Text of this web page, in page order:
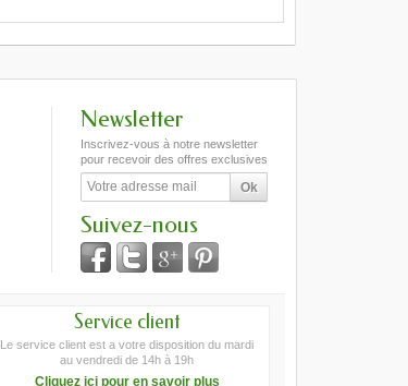
Newsletter
Inscrivez-vous à notre newsletter
pour recevoir des offres exclusives
Suivez-nous
Service client
Le service client est a votre disposition du mardi
au vendredi de 14h à 19h
Cliquez ici pour en savoir plus